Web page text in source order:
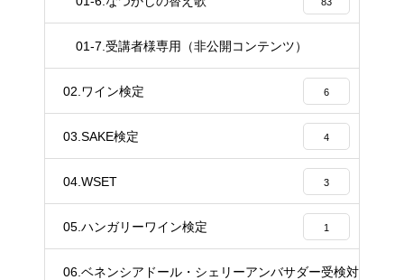
01-7.受講者様専用（非公開コンテンツ）
02.ワイン検定 6
03.SAKE検定 4
04.WSET 3
05.ハンガリーワイン検定 1
06.ベネンシアドール・シェリーアンバサダー受検対策講座